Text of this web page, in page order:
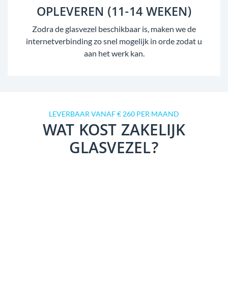
OPLEVEREN (11-14 WEKEN)
Zodra de glasvezel beschikbaar is, maken we de
internetverbinding zo snel mogelijk in orde zodat u
aan het werk kan.
LEVERBAAR VANAF € 260 PER MAAND
WAT KOST ZAKELIJK
GLASVEZEL?